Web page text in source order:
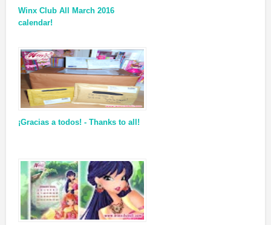
Winx Club All March 2016
calendar!
¡Gracias a todos! - Thanks to all!